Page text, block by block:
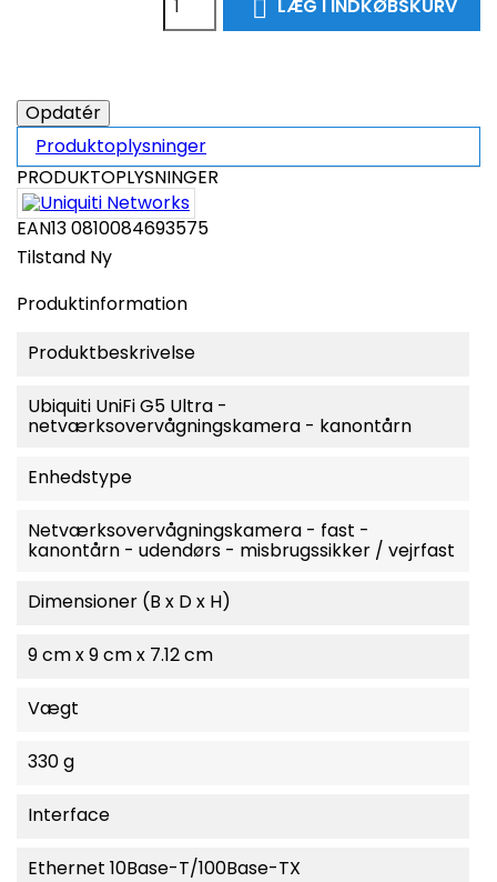
 LÆG I INDKØBSKURV
Produktoplysninger
PRODUKTOPLYSNINGER
EAN130810084693575
Tilstand Ny
Produktinformation
Produktbeskrivelse
Ubiquiti UniFi G5 Ultra -
netværksovervågningskamera - kanontårn
Enhedstype
Netværksovervågningskamera - fast -
kanontårn - udendørs - misbrugssikker / vejrfast
Dimensioner (B x D x H)
9 cm x 9 cm x 7.12 cm
Vægt
330 g
Interface
Ethernet 10Base-T/100Base-TX